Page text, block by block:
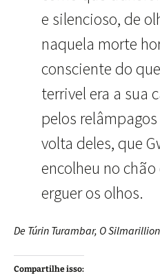
e silencioso, de
naquela morte
consciente do
terrivel era a sua
pelos
volta deles, que
encolheu no
erguer os olhos.
De Túrin Turambar, O Silmarillion
Compartilhe isso: